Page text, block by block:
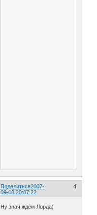
Поделиться 4
2007-
09-08 20:07:22
Ну знач ждём Лорда)